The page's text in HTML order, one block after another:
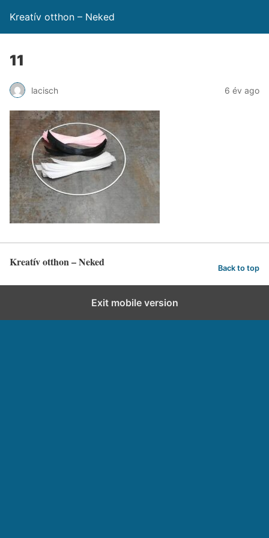
Kreatív otthon – Neked
11
lacisch 6 év ago
Kreatív otthon – Neked Back to top
Exit mobile version